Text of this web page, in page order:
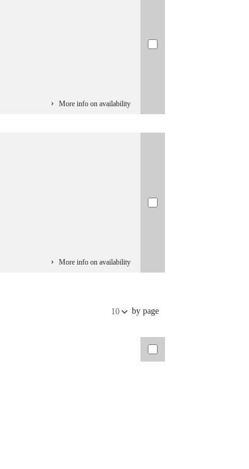
More info on availability
More info on availability
10 by page